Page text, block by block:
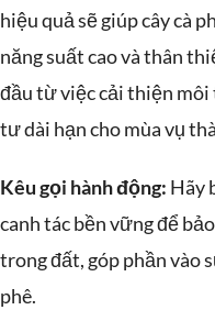
hiệu quả sẽ giúp cây cà
năng suất cao và thân
đầu từ việc cải thiện
tư dài hạn cho mùa vụ
Kêu gọi hành động: Hãy
canh tác bền vững để
trong đất, góp phần vào
phê.